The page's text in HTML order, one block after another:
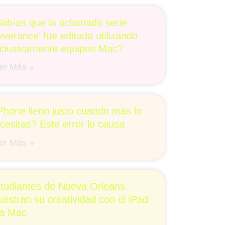
que la aclamada serie
fue editada utilizando
equipos Mac?
Más »
lleno justo cuando más lo
Este error lo causa
Más »
de Nueva Orleans
su creatividad con el iPad
Mac